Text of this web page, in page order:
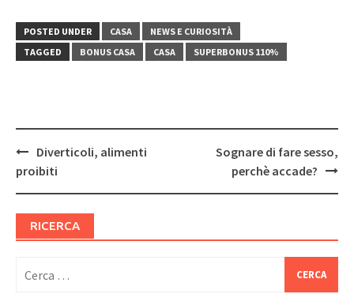
POSTED UNDER CASA
NEWS E CURIOSITÀ
TAGGED
BONUS CASA CASA SUPERBONUS 110%
Post
navigation
Diverticoli, alimenti
proibiti
Sognare di fare sesso,
perchè accade?
RICERCA
per: